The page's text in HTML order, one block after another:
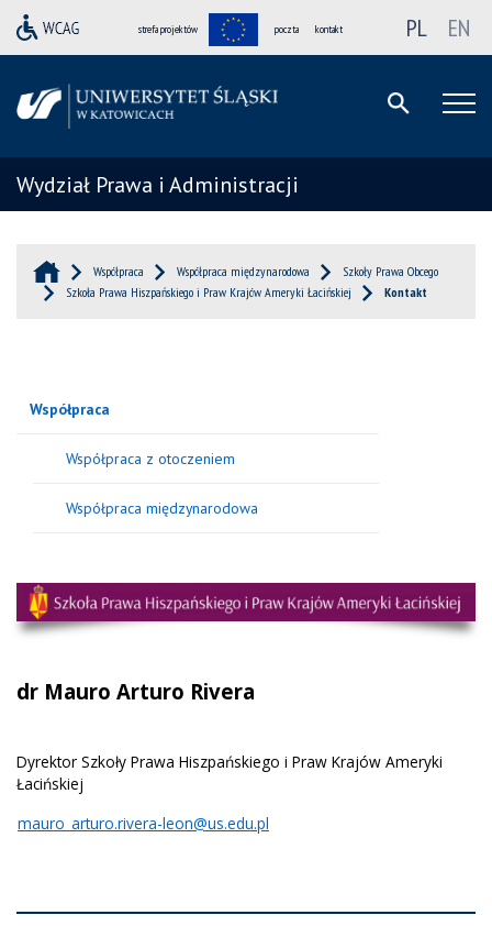
strefa projektów poczta kontakt PL EN
Wydział Prawa i Administracji
Współpraca Współpraca międzynarodowa
Szkoły Prawa Obcego
Szkoła Prawa Hiszpańskiego i Praw Krajów Ameryki Łacińskiej
Kontakt
dr Mauro Arturo Rivera
Dyrektor Szkoły Prawa Hiszpańskiego i Praw Krajów Ameryki
Łacińskiej
mauro_arturo.rivera-leon@us.edu.pl
Współpraca
Współpraca z otoczeniem
Współpraca międzynarodowa